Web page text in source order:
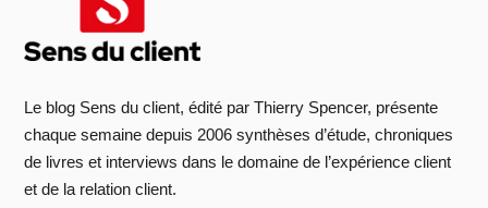
Le blog Sens du client, édité par Thierry Spencer, présente
chaque semaine depuis 2006 synthèses d’étude, chroniques
de livres et interviews dans le domaine de l’expérience client
et de la relation client.